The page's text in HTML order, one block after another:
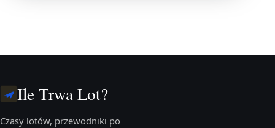
Ile Trwa Lot?
Czasy lotów, przewodniki po